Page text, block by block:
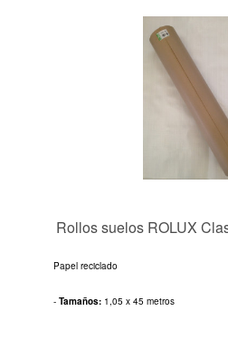
Rollos suelos ROLUX
Papel reciclado
- Tamaños: 1,05 x 45 metros